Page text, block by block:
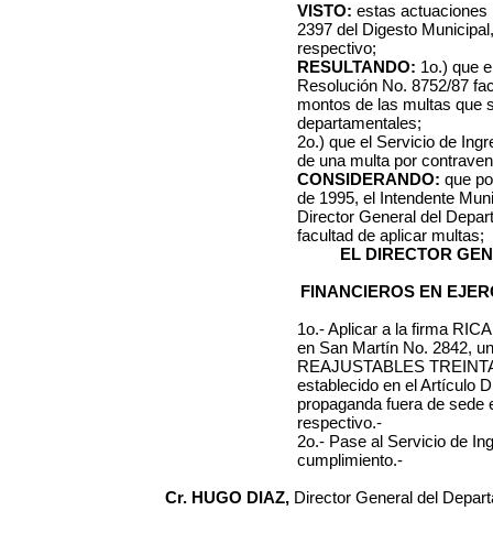
VISTO: estas actuaciones
2397 del Digesto
respectivo;
RESULTANDO: 1o.) que
Resolución No. 8752/87
montos de las multas que
departamentales;
2o.) que el Servicio de
de una multa por
CONSIDERANDO: que
de 1995, el Intendente
Director General del
facultad de aplicar multas;
EL DIRECTOR
FINANCIEROS EN
1o.- Aplicar a la firma
en San Martín No. 2842,
REAJUSTABLES
establecido en el Artículo
propaganda fuera de sede
respectivo.-
2o.- Pase al Servicio de
cumplimiento.-
Cr. HUGO DIAZ, Director General del